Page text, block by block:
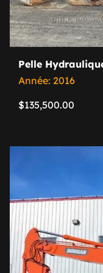
Pelle
Année: 2016
$135,500.00